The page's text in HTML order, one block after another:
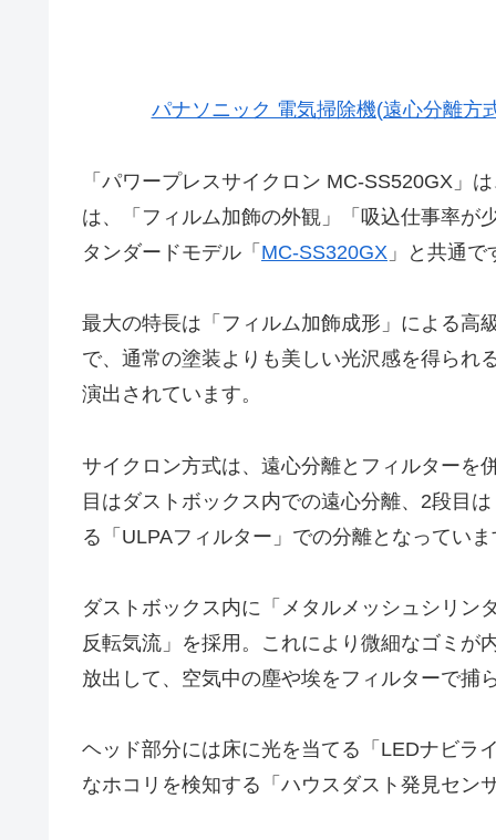
パナソニック 電気掃除機(遠心分離方
「パワープレスサイクロン MC-SS520GX」
は、「フィルム加飾の外観」「吸込仕事率が
タンダードモデル「 MC-SS320GX 」と共通で
最大の特長は「フィルム加飾成形」による高
で、通常の塗装よりも美しい光沢感を得られ
演出されています。
サイクロン方式は、遠心分離とフィルターを
目はダストボックス内での遠心分離、2段目
る「ULPAフィルター」での分離となってい
ダストボックス内に「メタルメッシュシリン
反転気流」を採用。これにより微細なゴミが
放出して、空気中の塵や埃をフィルターで捕
ヘッド部分には床に光を当てる「LEDナビラ
なホコリを検知する「ハウスダスト発見セン